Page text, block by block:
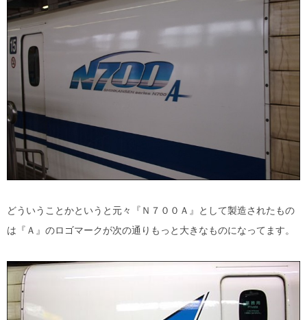
どういうことかというと元々『Ｎ７００Ａ』として製造されたもの
は『Ａ』のロゴマークが次の通りもっと大きなものになってます。